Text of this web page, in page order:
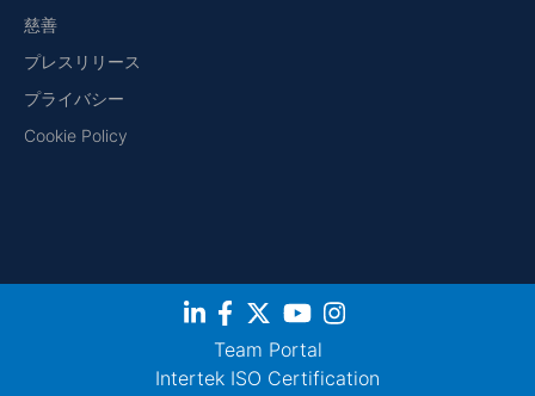
慈善
プレスリリース
プライバシー
Cookie Policy
Team Portal
Intertek ISO Certification